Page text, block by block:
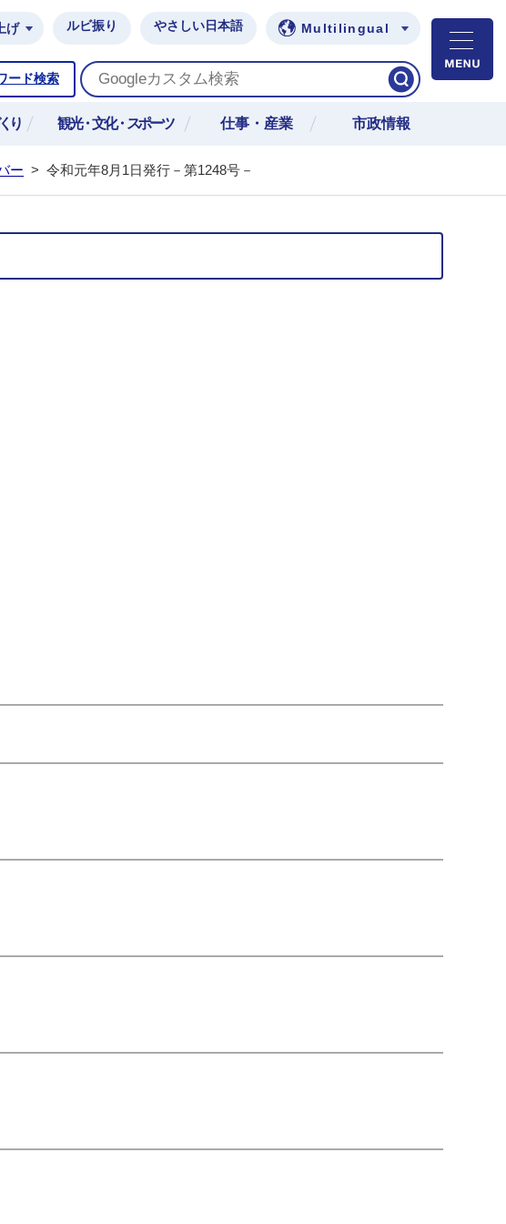
げ ルビ振り やさしい日本語 Multilingual
ード検索
り 観光・文化・スポーツ 仕事・産業 市政情報
ー > 令和元年8月1日発行－第1248号－